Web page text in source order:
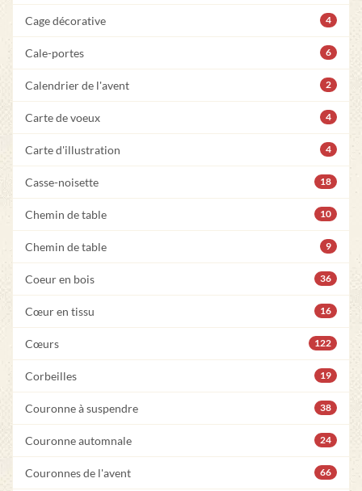
Cage décorative 4
Cale-portes 6
Calendrier de l'avent 2
Carte de voeux 4
Carte d'illustration 4
Casse-noisette 18
Chemin de table 10
Chemin de table 9
Coeur en bois 36
Cœur en tissu 16
Cœurs 122
Corbeilles 19
Couronne à suspendre 38
Couronne automnale 24
Couronnes de l'avent 66